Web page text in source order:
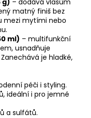
matný finiš bez
mezi mytími nebo
ml) – multifunkční
usnadňuje
je hladké,
péči i styling.
ideální i pro jemné
a sulfátů.